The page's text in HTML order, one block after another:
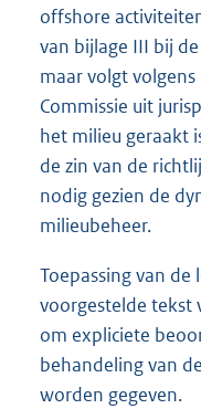
offshore
van bijlage III bij
maar volgt
Commissie uit
het milieu geraakt
de zin van de
nodig gezien de
milieubeheer.
Toepassing van
voorgestelde tekst
om expliciete
behandeling van
worden gegeven.